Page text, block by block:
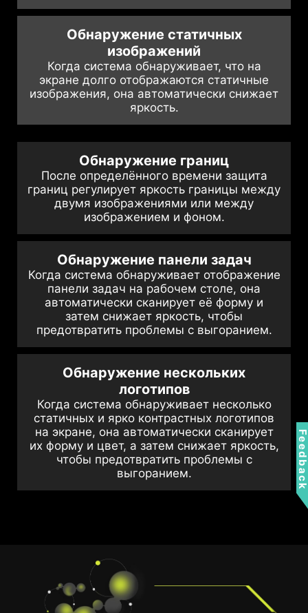
Обнаружение статичных
изображений
Когда система обнаруживает, что на
экране долго отображаются статичные
изображения, она автоматически снижает
яркость.
Обнаружение границ
После определённого времени защита
границ регулирует яркость границы между
двумя изображениями или между
изображением и фоном.
Обнаружение панели задач
Когда система обнаруживает отображение
панели задач на рабочем столе, она
автоматически сканирует её форму и
затем снижает яркость, чтобы
предотвратить проблемы с выгоранием.
Обнаружение нескольких
логотипов
Когда система обнаруживает несколько
статичных и ярко контрастных логотипов
на экране, она автоматически сканирует
их форму и цвет, а затем снижает яркость,
чтобы предотвратить проблемы с
выгоранием.